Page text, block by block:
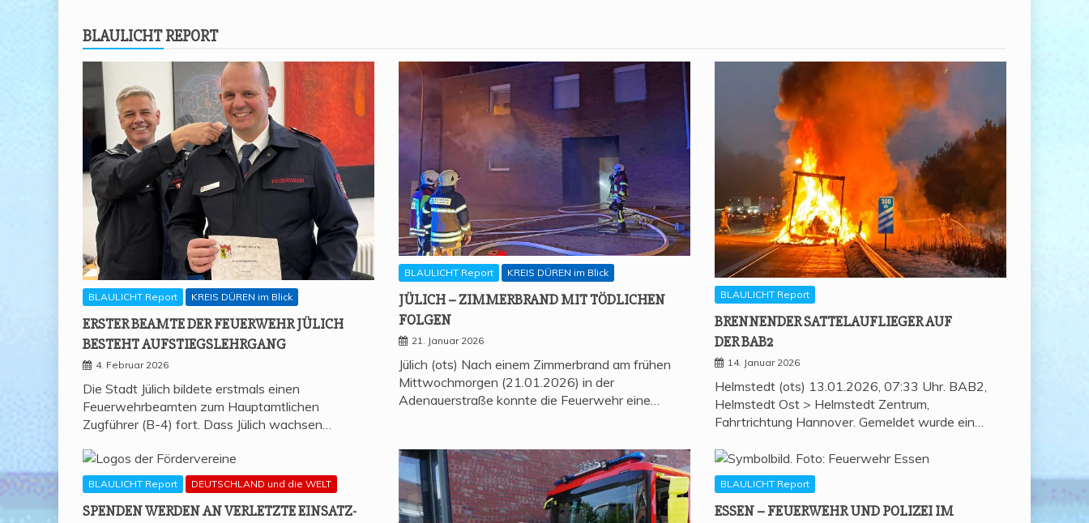
BLAU­LICHT REPORT
BLAULICHT Report KREIS DÜREN im Blick
ERS­TER BEAM­TE DER FEU­ER­WEHR JÜLICH
BESTEHT AUFSTIEGSLEHRGANG
4. Februar 2026
Die Stadt Jülich bildete erstmals einen
Feuerwehrbeamten zum Hauptamtlichen
Zugführer (B-4) fort. Dass Jülich wachsen…
BLAULICHT Report KREIS DÜREN im Blick
JÜLICH – ZIM­MER­BRAND MIT TÖD­LI­CHEN
FOLGEN
21. Januar 2026
Jülich (ots) Nach einem Zimmerbrand am frühen
Mittwochmorgen (21.01.2026) in der
Adenauerstraße konnte die Feuerwehr eine…
BLAULICHT Report
BREN­NEN­DER SAT­TEL­AUF­LIE­GER AUF
DER BAB2
14. Januar 2026
Helmstedt (ots) 13.01.2026, 07:33 Uhr. BAB2,
Helmstedt Ost > Helmstedt Zentrum,
Fahrtrichtung Hannover. Gemeldet wurde ein…
BLAULICHT Report DEUTSCHLAND und die WELT
SPEN­DEN WER­DEN AN VER­LETZ­TE EIN­SATZ­
BLAULICHT Report
ESSEN – FEU­ER­WEHR UND POLI­ZEI IM